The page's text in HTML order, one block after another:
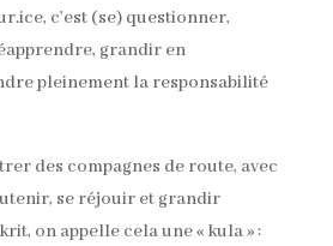
c’est (se) questionner,
grandir en
pleinement la responsabilité
des compagnes de route, avec
se réjouir et grandir
on appelle cela une « kula » :